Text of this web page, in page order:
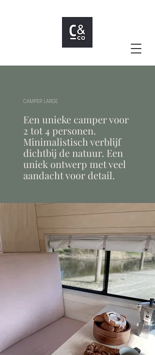
CAMPER LARGE
Een unieke camper voor
2 tot 4 personen.
Minimalistisch verblijf
dichtbij de natuur. Een
uniek ontwerp met veel
aandacht voor detail.